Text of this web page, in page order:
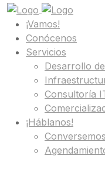
¡Vamos!
Conócenos
Servicios
Desarrollo
Consultoría
¡Háblanos!
Conversemos